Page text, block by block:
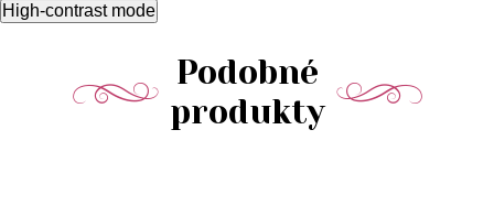
High-contrast mode
Podobné
produkty